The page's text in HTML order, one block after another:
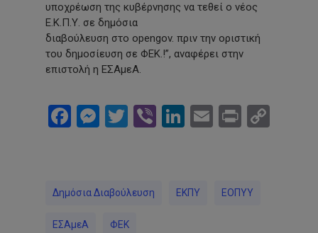
υποχρέωση της κυβέρνησης να τεθεί ο νέος
Ε.Κ.Π.Υ. σε δημόσια
διαβούλευση στο opengov. πριν την οριστική
του δημοσίευση σε ΦΕΚ.!”, αναφέρει στην
επιστολή η ΕΣΑμεΑ.
Facebook
Messenger
Twitter
ViberLinkedIn
Email
Print
Δημόσια Διαβούλευση ΕΚΠΥ ΕΟΠΥΥ
ΕΣΑμεΑ ΦΕΚ